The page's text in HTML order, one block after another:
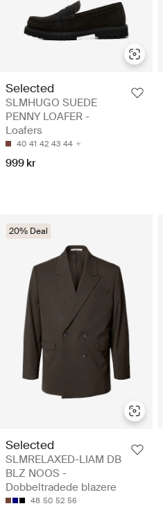
Selected
SLMHUGO SUEDE
PENNY LOAFER -
Loafers
40 41 42 43 44
999 kr
20% Deal
Selected
SLMRELAXED-LIAM DB
BLZ NOOS -
Dobbeltradede blazere
48 50 52 56